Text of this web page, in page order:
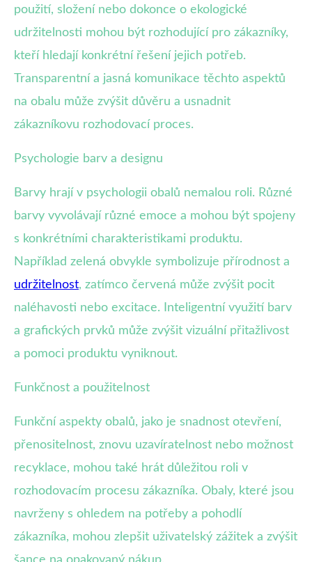
použití, složení nebo dokonce o ekologické
udržitelnosti mohou být rozhodující pro zákazníky,
kteří hledají konkrétní řešení jejich potřeb.
Transparentní a jasná komunikace těchto aspektů
na obalu může zvýšit důvěru a usnadnit
zákazníkovu rozhodovací proces.
Psychologie barv a designu
Barvy hrají v psychologii obalů nemalou roli. Různé
barvy vyvolávají různé emoce a mohou být spojeny
s konkrétními charakteristikami produktu.
Například zelená obvykle symbolizuje přírodnost a
udržitelnost, zatímco červená může zvýšit pocit
naléhavosti nebo excitace. Inteligentní využití barv
a grafických prvků může zvýšit vizuální přitažlivost
a pomoci produktu vyniknout.
Funkčnost a použitelnost
Funkční aspekty obalů, jako je snadnost otevření,
přenositelnost, znovu uzavíratelnost nebo možnost
recyklace, mohou také hrát důležitou roli v
rozhodovacím procesu zákazníka. Obaly, které jsou
navrženy s ohledem na potřeby a pohodlí
zákazníka, mohou zlepšit uživatelský zážitek a zvýšit